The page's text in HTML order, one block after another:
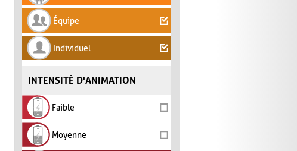
Équipe
Individuel
INTENSITÉ D'ANIMATION
Faible
Moyenne